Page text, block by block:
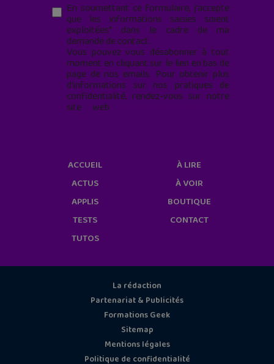
En soumettant ce formulaire, j’accepte
que les informations saisies soient
exploitées* dans le cadre de ma
demande de contact.
Vous pouvez vous désabonner à tout
moment en cliquant sur le lien en bas de
page de nos emails. Pour obtenir plus
d'informations sur nos pratiques de
confidentialité, rendez-vous sur notre
site web
ACCUEIL
ACTUS
APPLIS
TESTS
TUTOS
À LIRE
À VOIR
BOUTIQUE
CONTACT
La rédaction
Partenariat & Publicités
Formations Geek
Sitemap
Mentions légales
Politique de confidentialité